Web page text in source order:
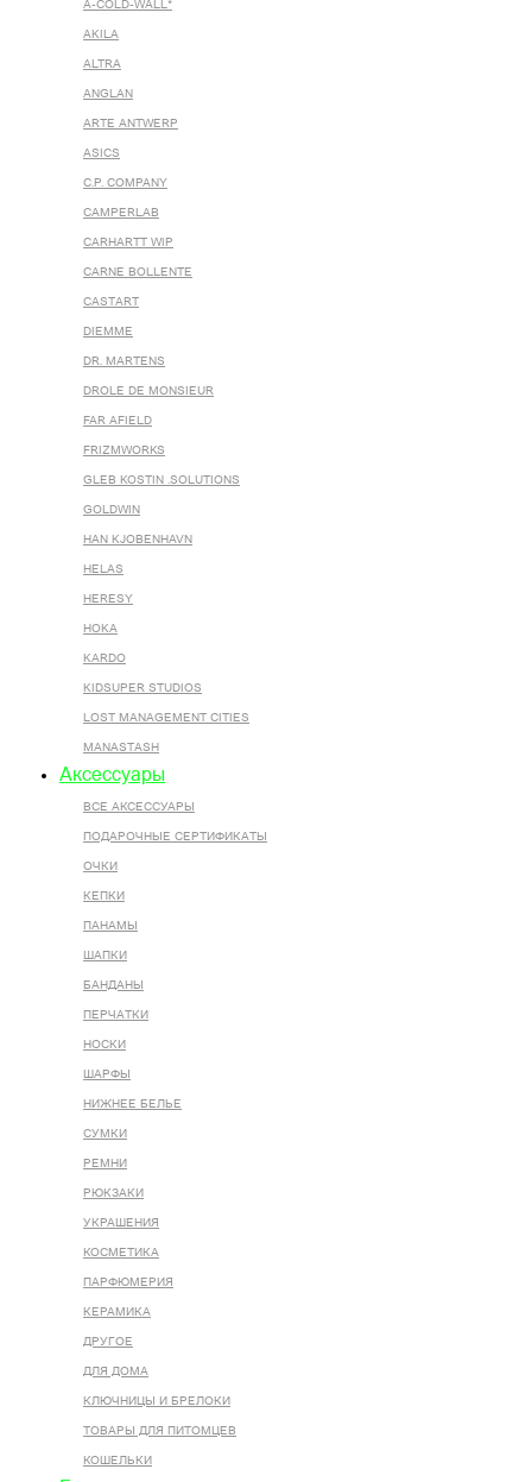
A-COLD-WALL*
AKILA
ALTRA
ANGLAN
ARTE ANTWERP
ASICS
C.P. COMPANY
CAMPERLAB
CARHARTT WIP
CARNE BOLLENTE
CASTART
DIEMME
DR. MARTENS
DROLE DE MONSIEUR
FAR AFIELD
FRIZMWORKS
GLEB KOSTIN .SOLUTIONS
GOLDWIN
HAN KJOBENHAVN
HELAS
HERESY
HOKA
KARDO
KIDSUPER STUDIOS
LOST MANAGEMENT CITIES
MANASTASH
Аксессуары
ВСЕ AКСЕССУАРЫ
ПОДАРОЧНЫЕ СЕРТИФИКАТЫ
ОЧКИ
КЕПКИ
ПАНАМЫ
ШАПКИ
БАНДАНЫ
ПЕРЧАТКИ
НОСКИ
ШАРФЫ
НИЖНЕЕ БЕЛЬЕ
СУМКИ
РЕМНИ
РЮКЗАКИ
УКРАШЕНИЯ
КОСМЕТИКА
ПАРФЮМЕРИЯ
КЕРАМИКА
ДРУГОЕ
ДЛЯ ДОМА
КЛЮЧНИЦЫ И БРЕЛОКИ
ТОВАРЫ ДЛЯ ПИТОМЦЕВ
КОШЕЛЬКИ